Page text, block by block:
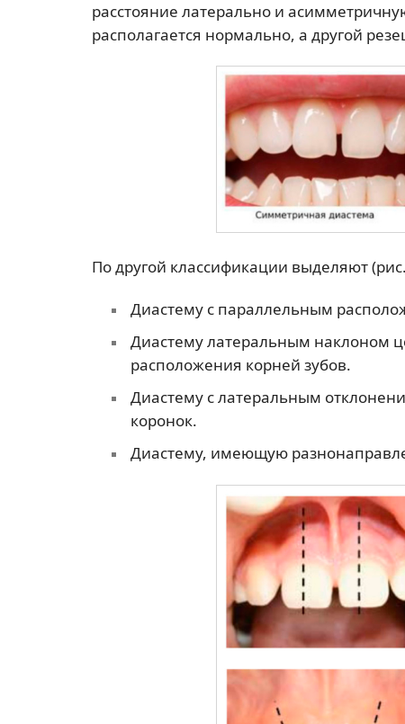
расстояние латерально и
располагается нормально, а другой
По другой классификации выделяют
Диастему с параллельным
Диастему латеральным наклоном
расположения корней зубов.
Диастему с латеральным
коронок.
Диастему, имеющую